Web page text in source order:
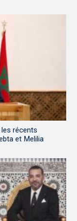
récents
et Melilia